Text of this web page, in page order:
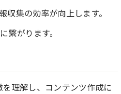
集の効率が向上します。
繋がります。
理解し、コンテンツ作成に